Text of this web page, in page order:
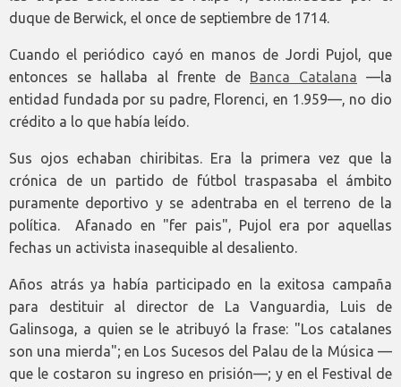
duque de Berwick, el once de septiembre de 1714.
Cuando el periódico cayó en manos de Jordi Pujol, que
entonces se hallaba al frente de Banca Catalana —la
entidad fundada por su padre, Florenci, en 1.959—, no dio
crédito a lo que había leído.
Sus ojos echaban chiribitas. Era la primera vez que la
crónica de un partido de fútbol traspasaba el ámbito
puramente deportivo y se adentraba en el terreno de la
política. Afanado en "fer pais", Pujol era por aquellas
fechas un activista inasequible al desaliento.
Años atrás ya había participado en la exitosa campaña
para destituir al director de La Vanguardia, Luis de
Galinsoga, a quien se le atribuyó la frase: "Los catalanes
son una mierda"; en Los Sucesos del Palau de la Música —
que le costaron su ingreso en prisión—; y en el Festival de